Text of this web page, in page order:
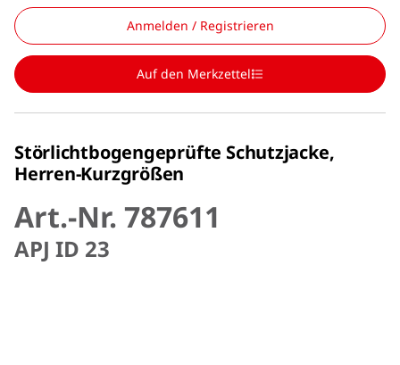
Anmelden / Registrieren
Auf den Merkzettel
Störlichtbogengeprüfte Schutzjacke,
Herren-Kurzgrößen
Art.-Nr. 787611
APJ ID 23